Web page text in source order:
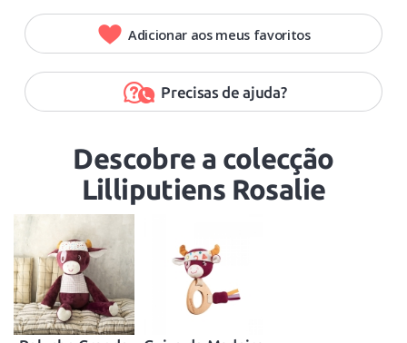
Adicionar aos meus favoritos
Precisas de ajuda?
Descobre a colecção
Lilliputiens Rosalie